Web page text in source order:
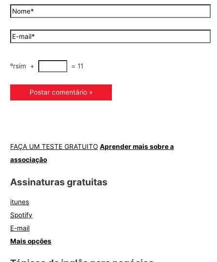
ºrsim + = 11
FAÇA UM TESTE GRATUITO Aprender mais sobre a
associação
Assinaturas gratuitas
itunes
Spotify
E-mail
Mais opções